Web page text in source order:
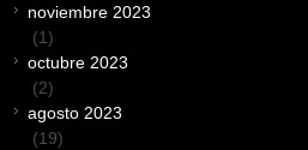
noviembre 2023
(1)
octubre 2023
(2)
agosto 2023
(19)